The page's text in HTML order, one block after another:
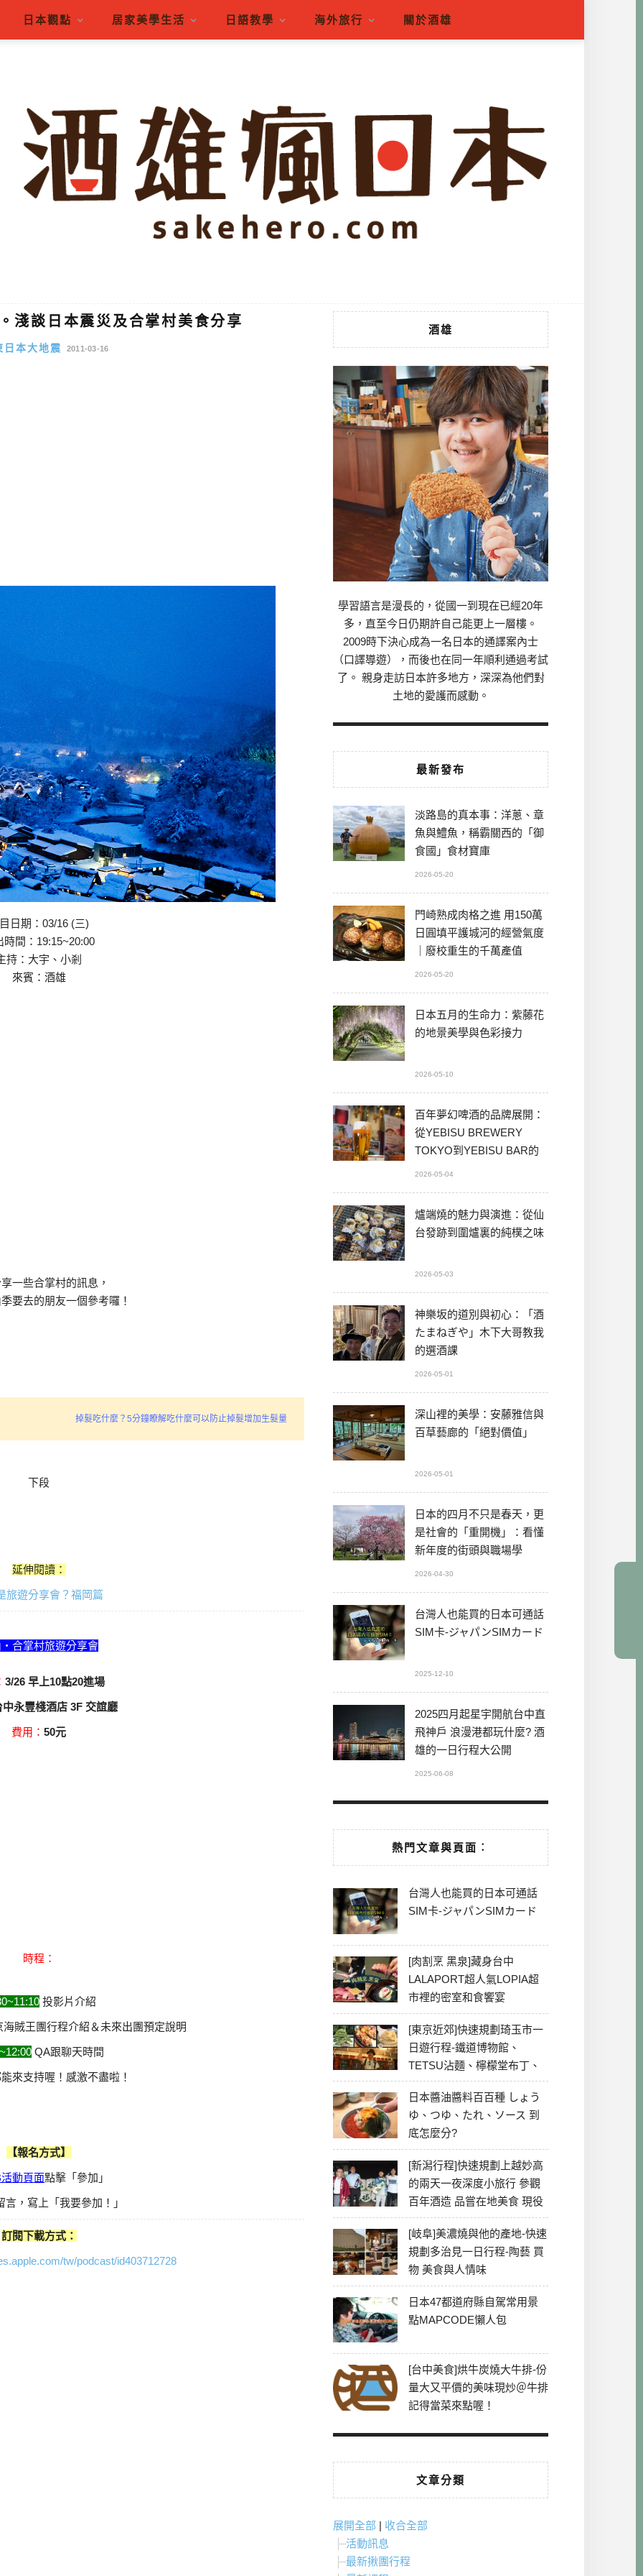
日本觀點 居家美學生活 日語教學 海外旅行 關於酒雄
淺談日本震災及合掌村美食分享
本大地震 2011-03-16
日期：03/16 (三)
時間：19:15~20:00
持：大宇、小剎
來賓：酒雄
一些合掌村的訊息，
要去的朋友一個參考囉！
掉髮吃什麼？5分鐘瞭解吃什麼可以防止掉髮增加生髮量
下段
延伸閱讀：
旅遊分享會？福岡篇
合掌村旅遊分享會
3/26 早上10點20進場
中永豐棧酒店 3F 交誼廳
費用： 50元
時程：
投影片介紹
賊王團行程介紹＆未來出團預定說明
QA跟聊天時間
來支持喔！感激不盡啦！
【報名方式】
動頁面點擊「參加」
言，寫上「我要參加！」
訂閱下載方式：
tw/podcast/id403712728
酒雄
學習語言是漫長的，從國一到現在已經20年
多，直至今日仍期許自己能更上一層樓。
2009時下決心成為一名日本的通譯案內士
（口譯導遊），而後也在同一年順利通過考試
了。 親身走訪日本許多地方，深深為他們對
土地的愛護而感動。
最新發布
淡路島的真本事：洋蔥、章
魚與鱧魚，稱霸關西的「御
食國」食材寶庫
2026-05-20
門崎熟成肉格之進 用150萬
日圓填平護城河的經營氣度
｜廢校重生的千萬產值
2026-05-20
日本五月的生命力：紫藤花
的地景美學與色彩接力
2026-05-10
百年夢幻啤酒的品牌展開：
從YEBISU BREWERY
TOKYO到YEBISU BAR的
2026-05-04
爐端燒的魅力與演進：從仙
台發跡到圍爐裏的純樸之味
2026-05-03
神樂坂的道別與初心：「酒
たまねぎや」木下大哥教我
的選酒課
2026-05-01
深山裡的美學：安藤雅信與
百草藝廊的「絕對價值」
2026-05-01
日本的四月不只是春天，更
是社會的「重開機」：看懂
新年度的街頭與職場學
2026-04-30
台灣人也能買的日本可通話
SIM卡-ジャパンSIMカード
2025-12-10
2025四月起星宇開航台中直
飛神戶 浪漫港都玩什麼? 酒
雄的一日行程大公開
2025-06-08
熱門文章與頁面︰
台灣人也能買的日本可通話
SIM卡-ジャパンSIMカード
[肉割烹 黑泉]藏身台中
LALAPORT超人氣LOPIA超
市裡的密室和食饗宴
[東京近郊]快速規劃琦玉市一
日遊行程-鐵道博物館、
TETSU沾麵、檸檬堂布丁、
冰川神社、美食彙整
日本醬油醬料百百種 しょう
ゆ、つゆ、たれ、ソース 到
底怎麼分?
[新潟行程]快速規劃上越妙高
的兩天一夜深度小旅行 參觀
百年酒造 品嘗在地美食 現役
最老牌電影院
[岐阜]美濃燒與他的產地-快速
規劃多治見一日行程-陶藝 買
物 美食與人情味
日本47都道府縣自駕常用景
點MAPCODE懶人包
[台中美食]烘牛炭燒大牛排-份
量大又平價的美味現炒＠牛排
記得當菜來點喔！
文章分類
展開全部 | 收合全部
活動訊息
最新揪團行程